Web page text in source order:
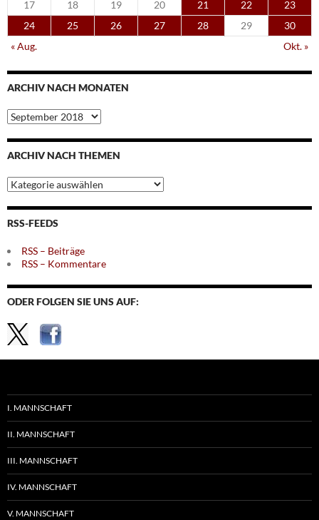
17
18 19 20 21 22
23
24
25 26 27 28 29
30
« Aug.
Okt. »
ARCHIV NACH MONATEN
Archiv
nach
Monaten
ARCHIV NACH THEMEN
Archiv
nach
Themen
RSS-FEEDS
RSS – Beiträge
RSS – Kommentare
ODER FOLGEN SIE UNS AUF:
I. MANNSCHAFT
II. MANNSCHAFT
III. MANNSCHAFT
IV. MANNSCHAFT
V. MANNSCHAFT